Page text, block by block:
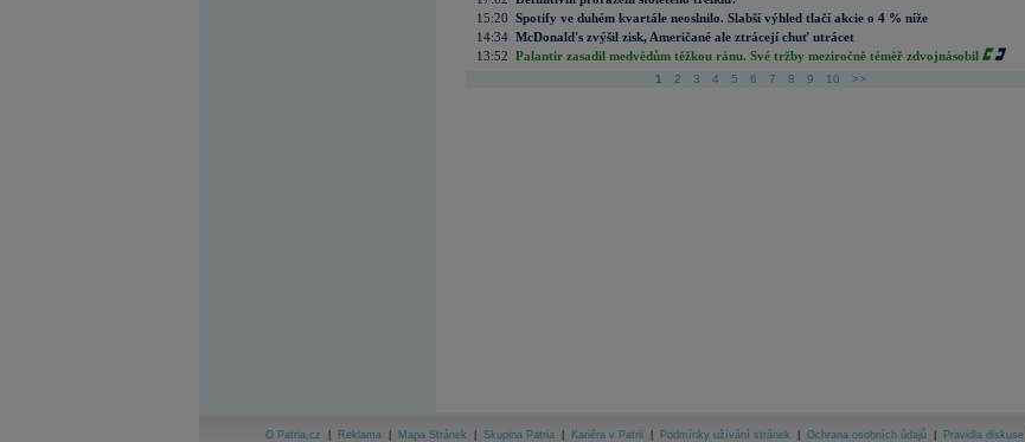
15:20 Spotify ve duhém kvartále neoslnilo. Slabší výhled tlačí akcie o 4 % níže
14:34 McDonald's zvýšil zisk, Američané ale ztrácejí chuť utrácet
13:52 Palantir zasadil medvědům těžkou ránu. Své tržby meziročně téměř zdvojnásobil
1 2 3 4 5 6 7 8 9 10 >>
O Patria.cz Reklama Mapa Stránek Skupina Patria Kariéra v Patrii Podmínky užívání stránek Ochrana osobních údajů Pravidla diskuse